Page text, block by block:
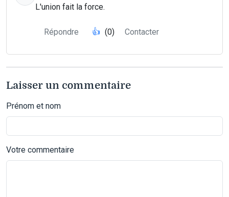
L'union fait la force.
Répondre 👍 (0) Contacter
Laisser un commentaire
Prénom et nom
Votre commentaire